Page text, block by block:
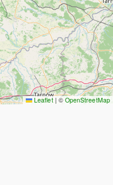
Leaflet | © OpenStreetMap